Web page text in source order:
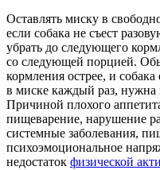
Оставлять миску в
если собака не съест
убрать до следующего
со следующей порцией.
кормления острее, и собака
в миске каждый раз, нужна
Причиной плохого
пищеварение, нарушение
системные заболевания,
психоэмоциональное
недостаток физической